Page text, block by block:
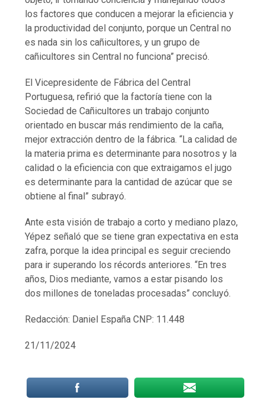
los factores que conducen a mejorar la eficiencia y
la productividad del conjunto, porque un Central no
es nada sin los cañicultores, y un grupo de
cañicultores sin Central no funciona” precisó.
El Vicepresidente de Fábrica del Central
Portuguesa, refirió que la factoría tiene con la
Sociedad de Cañicultores un trabajo conjunto
orientado en buscar más rendimiento de la caña,
mejor extracción dentro de la fábrica. “La calidad de
la materia prima es determinante para nosotros y la
calidad o la eficiencia con que extraigamos el jugo
es determinante para la cantidad de azúcar que se
obtiene al final” subrayó.
Ante esta visión de trabajo a corto y mediano plazo,
Yépez señaló que se tiene gran expectativa en esta
zafra, porque la idea principal es seguir creciendo
para ir superando los récords anteriores. “En tres
años, Dios mediante, vamos a estar pisando los
dos millones de toneladas procesadas” concluyó.
Redacción: Daniel España CNP: 11.448
21/11/2024